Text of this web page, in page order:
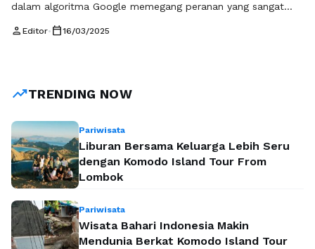
dalam algoritma Google memegang peranan yang sangat
pencarian. Backlink adalah tautan yang mengarah ke situs
dengan kuantitasnya? Algoritma …
person Editor• calendar_today16/03/2025
trending_upTRENDING NOW
Pariwisata
Liburan Bersama Keluarga Lebih Seru
dengan Komodo Island Tour From
Lombok
Pariwisata
Wisata Bahari Indonesia Makin
Mendunia Berkat Komodo Island Tour